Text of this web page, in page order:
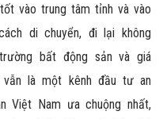
vào trung tâm tỉnh và vào
di chuyển, đi lại không
bất động sản và giá
là một kênh đầu tư an
Việt Nam ưa chuộng nhất,